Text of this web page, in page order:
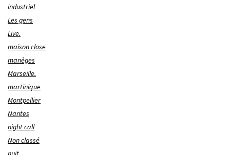
industriel
Les gens
Live.
maison close
manèges
Marseille.
martinique
Montpellier
Nantes
night call
Non classé